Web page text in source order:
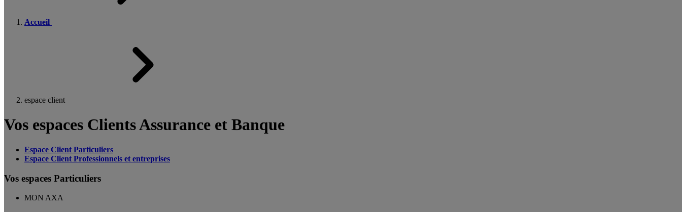
Accueil
espace client
Vos espaces Clients Assurance et Banque
Espace Client Particuliers
Espace Client Professionnels et entreprises
Vos espaces Particuliers
MON AXA